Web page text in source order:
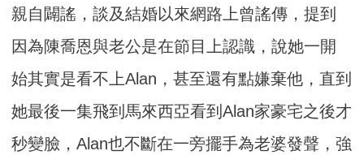
親自闢謠，談及結婚以來網路上曾謠傳，提到
因為陳喬恩與老公是在節目上認識，說她一開
始其實是看不上Alan，甚至還有點嫌棄他，直到
她最後一集飛到馬來西亞看到Alan家豪宅之後才
秒變臉，Alan也不斷在一旁擺手為老婆發聲，強